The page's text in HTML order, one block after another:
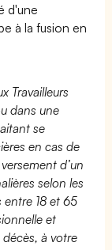
d'une
à la fusion en
Travailleurs
dans une
se
en cas de
d’un
selon les
entre 18 et 65
et
à votre